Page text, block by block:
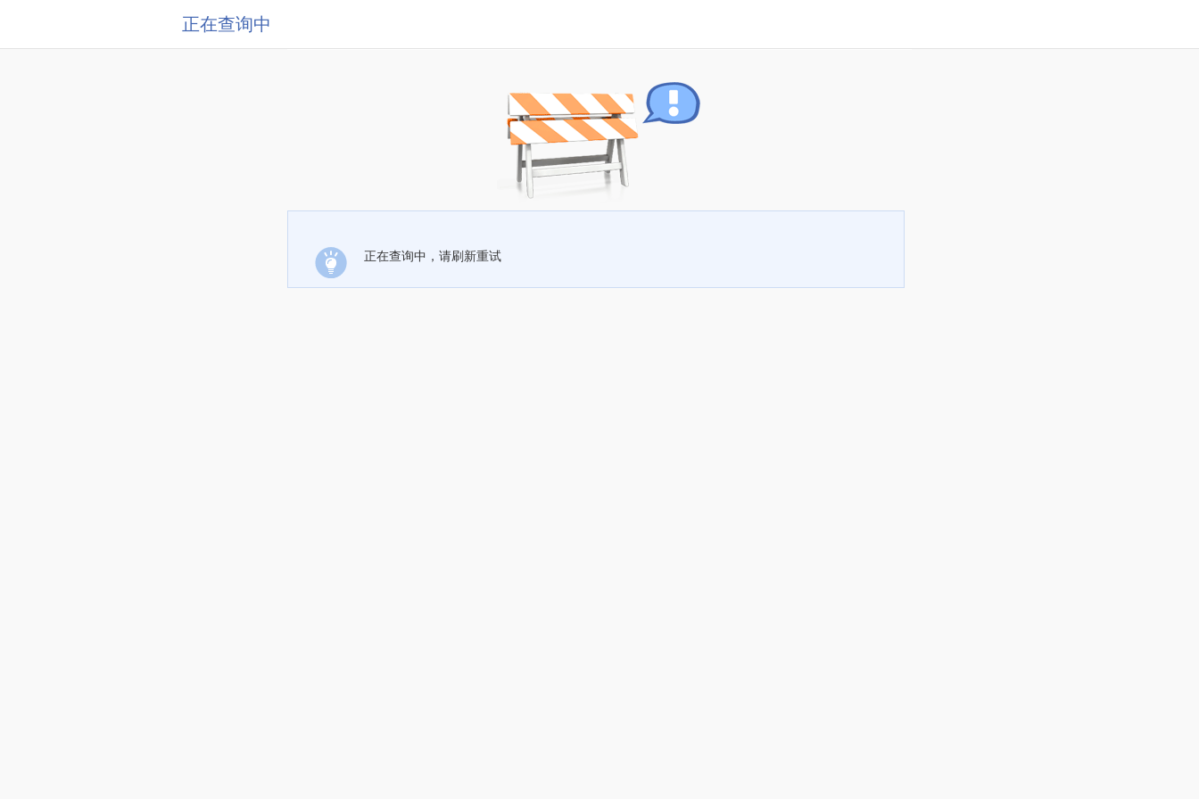
正在查询中
正在查询中，请刷新重试